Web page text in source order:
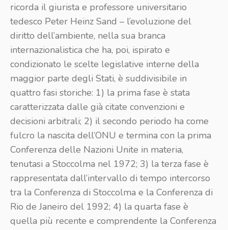
ricorda il giurista e professore universitario
tedesco Peter Heinz Sand – l’evoluzione del
diritto dell’ambiente, nella sua branca
internazionalistica che ha, poi, ispirato e
condizionato le scelte legislative interne della
maggior parte degli Stati, è suddivisibile in
quattro fasi storiche: 1) la prima fase è stata
caratterizzata dalle già citate convenzioni e
decisioni arbitrali; 2) il secondo periodo ha come
fulcro la nascita dell’ONU e termina con la prima
Conferenza delle Nazioni Unite in materia,
tenutasi a Stoccolma nel 1972; 3) la terza fase è
rappresentata dall’intervallo di tempo intercorso
tra la Conferenza di Stoccolma e la Conferenza di
Rio de Janeiro del 1992; 4) la quarta fase è
quella più recente e comprendente la Conferenza